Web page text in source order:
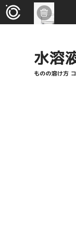
水溶
ものの溶け方